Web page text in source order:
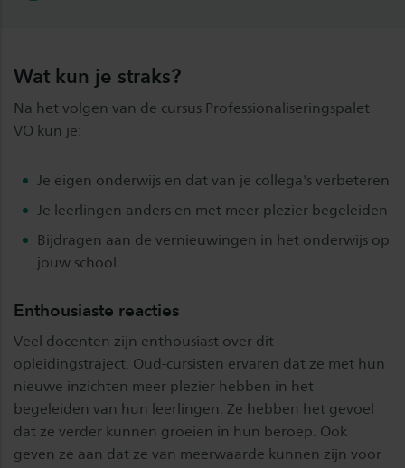
Wat kun je straks?
Na het volgen van de cursus Professionaliseringspalet
VO kun je:
Je eigen onderwijs en dat van je collega's verbeteren
Je leerlingen anders en met meer plezier begeleiden
Bijdragen aan de vernieuwingen in het onderwijs op
jouw school
Enthousiaste reacties
Veel docenten zijn enthousiast over dit
opleidingstraject. Oud-cursisten ervaren dat ze met hun
nieuwe inzichten meer plezier hebben in het
begeleiden van hun leerlingen. Ze hebben het gevoel
dat ze verder kunnen groeien in hun beroep. Ook
geven ze aan dat ze van meerwaarde kunnen zijn voor